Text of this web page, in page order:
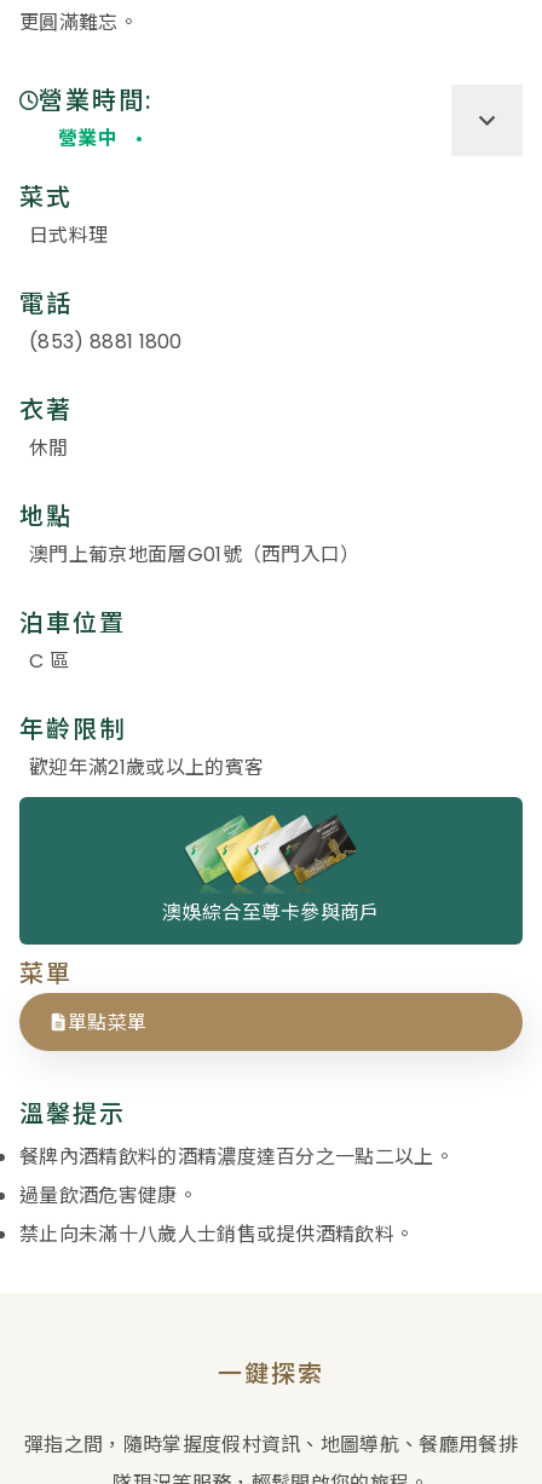
更圓滿難忘。
營業時間:
營業中
菜式
日式料理
電話
(853) 8881 1800
衣著
休閒
地點
澳門上葡京地面層G01號（西門入口）
泊車位置
C 區
年齡限制
歡迎年滿21歲或以上的賓客
澳娛綜合至尊卡參與商戶
菜單
單點菜單
溫馨提示
餐牌內酒精飲料的酒精濃度達百分之一點二以上。
過量飲酒危害健康。
禁止向未滿十八歲人士銷售或提供酒精飲料。
一鍵探索
彈指之間，隨時掌握度假村資訊、地圖導航、餐廳用餐排